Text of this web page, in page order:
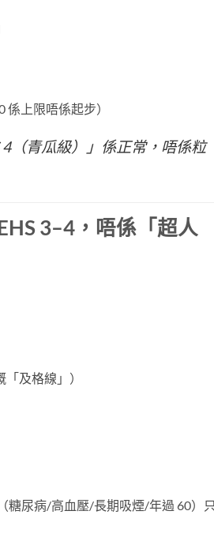
上限唔係起步）
（青瓜級）」係正常，唔係粒
3–4，唔係「超人
及格線」）
糖尿病/高血壓/長期吸煙/年過 60）